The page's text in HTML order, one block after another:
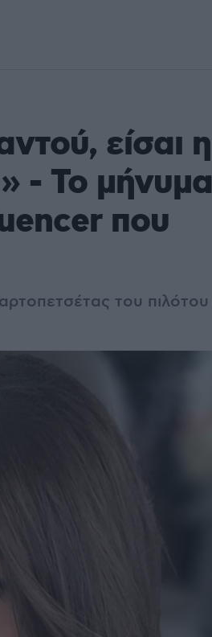
είσαι η
- Το μήνυμα
που
του πιλότου